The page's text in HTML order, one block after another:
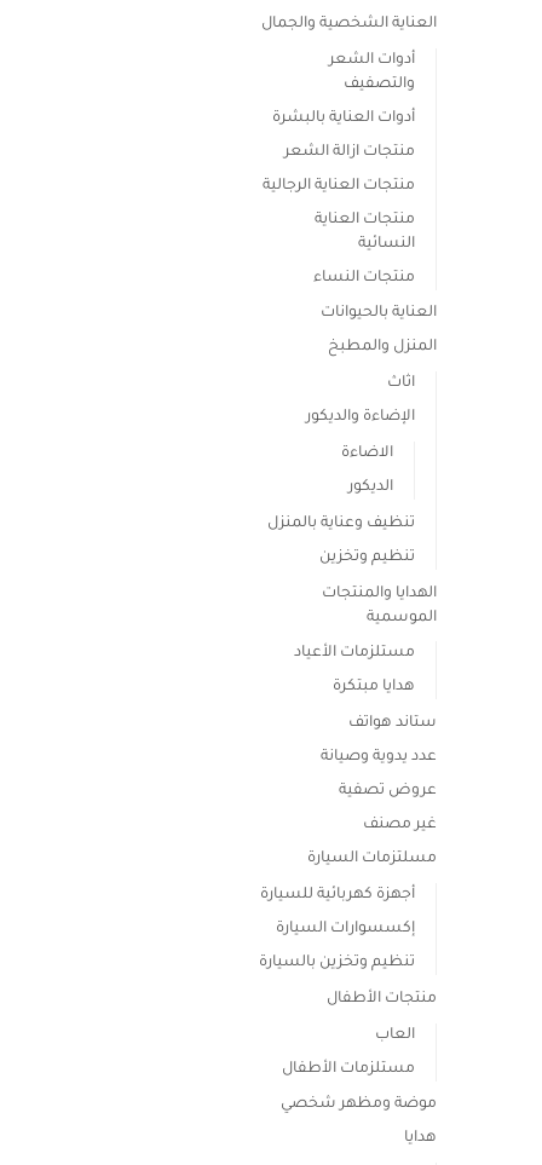
العناية الشخصية والجمال
أدوات الشعر
والتصفيف
أدوات العناية بالبشرة
منتجات ازالة الشعر
منتجات العناية الرجالية
منتجات العناية
النسائية
منتجات النساء
العناية بالحيوانات
المنزل والمطبخ
اثاث
الإضاءة والديكور
الاضاءة
الديكور
تنظيف وعناية بالمنزل
تنظيم وتخزين
الهدايا والمنتجات
الموسمية
مستلزمات الأعياد
هدايا مبتكرة
ستاند هواتف
عدد يدوية وصيانة
عروض تصفية
غير مصنف
مسلتزمات السيارة
أجهزة كهربائية للسيارة
إكسسوارات السيارة
تنظيم وتخزين بالسيارة
منتجات الأطفال
العاب
مستلزمات الأطفال
موضة ومظهر شخصي
هدايا